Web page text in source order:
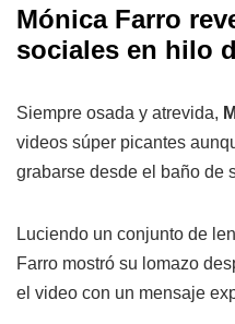
Mónica Farro
sociales en hilo
Siempre osada y atrevida,
videos súper picantes
grabarse desde el baño de
Luciendo un conjunto de
Farro mostró su lomazo
el video con un mensaje